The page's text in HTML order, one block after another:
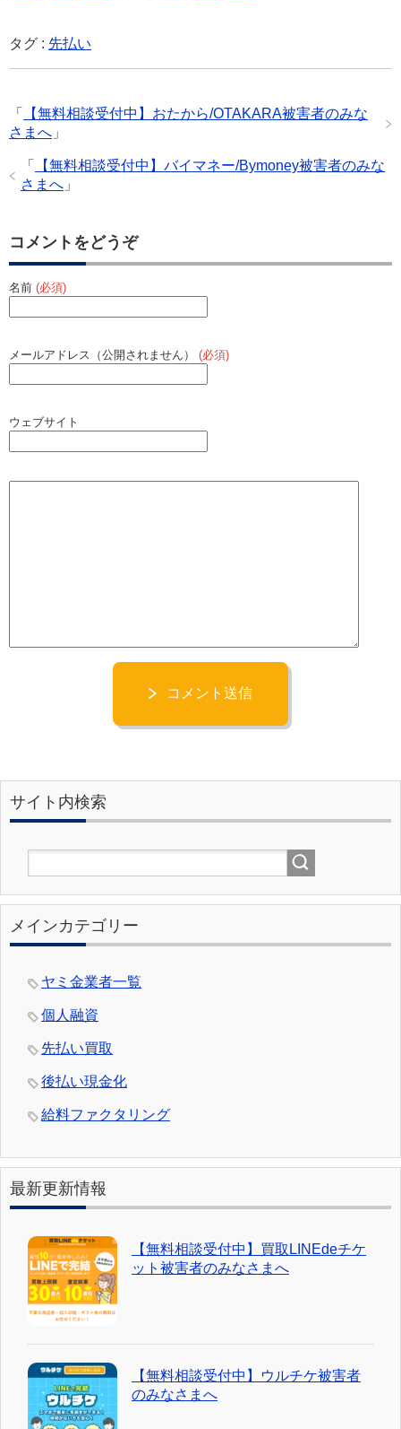
c
e
o
o
k
tt
er n
タグ : 先払い
「
【無料相談受付中】おたから/OTAKARA被害者のみな
さまへ 」
「
【無料相談受付中】バイマネー/Bymoney被害者のみな
さまへ 」
コメントをどうぞ
名前 (必須)
メールアドレス（公開されません） (必須)
ウェブサイト
コメント送信
サイト内検索
メインカテゴリー
ヤミ金業者一覧
個人融資
先払い買取
後払い現金化
給料ファクタリング
最新更新情報
【無料相談受付中】買取LINEdeチケ
ット被害者のみなさまへ
【無料相談受付中】ウルチケ被害者
のみなさまへ